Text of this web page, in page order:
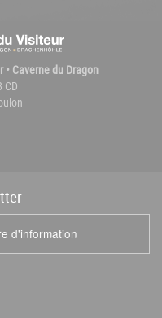
• Caverne du Dragon
CD
d'information